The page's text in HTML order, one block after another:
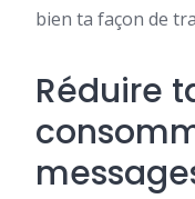
bien ta façon de
Réduire